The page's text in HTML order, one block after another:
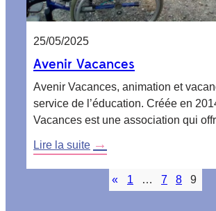
25/05/2025
Avenir Vacances
Avenir Vacances, animation et
service de l’éducation. Créée en
Vacances est une association qui
Lire la suite:
Vacances
« 1 … 7 8 9